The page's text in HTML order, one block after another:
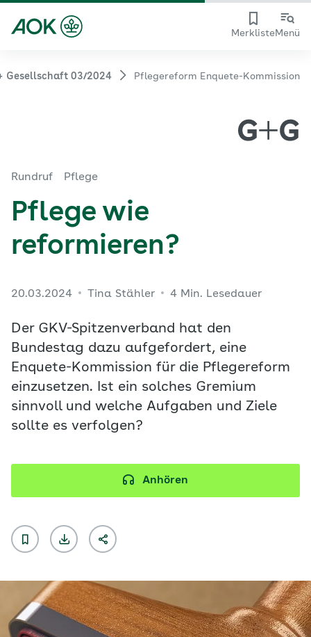
MerklisteMenü
Gesellschaft 03/2024 Pflegereform Enquete-Kommission
Rundruf Pflege
Pflege wie
reformieren?
20.03.2024 Tina Stähler 4 Min. Lesedauer
Der GKV-Spitzenverband hat den
Bundestag dazu aufgefordert, eine
Enquete-Kommission für die Pflegereform
einzusetzen. Ist ein solches Gremium
sinnvoll und welche Aufgaben und Ziele
sollte es verfolgen?
Anhören